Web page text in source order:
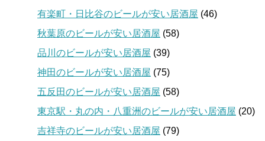
有楽町・日比谷のビールが安い居酒屋 (46)
秋葉原のビールが安い居酒屋 (58)
品川のビールが安い居酒屋 (39)
神田のビールが安い居酒屋 (75)
五反田のビールが安い居酒屋 (58)
東京駅・丸の内・八重洲のビールが安い居酒屋 (20)
吉祥寺のビールが安い居酒屋 (79)